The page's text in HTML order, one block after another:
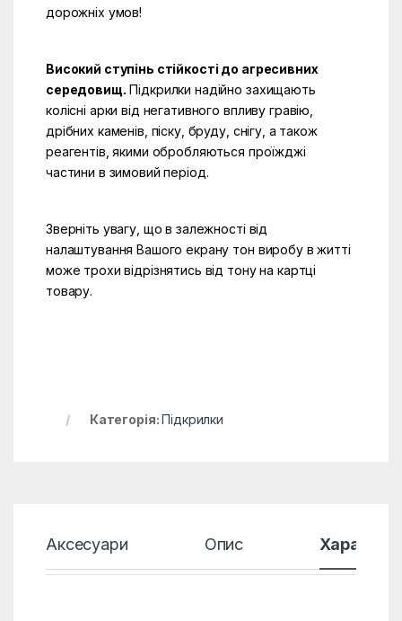
дорожніх умов!
Високий ступінь стійкості до агресивних
середовищ. Підкрилки надійно захищають
колісні арки від негативного впливу гравію,
дрібних каменів, піску, бруду, снігу, а також
реагентів, якими обробляються проїжджі
частини в зимовий період.
Зверніть увагу, що в залежності від
налаштування Вашого екрану тон виробу в житті
може трохи відрізнятись від тону на картці
товару.
Категорія:Підкрилки
Аксесуари Опис